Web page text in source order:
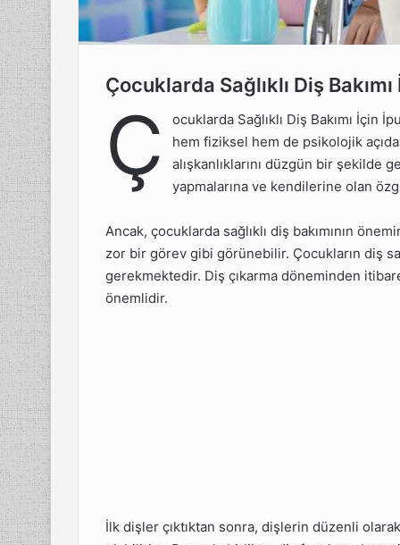
Diş
Ne
Uygun
Seçilir?
Diş
Diş
Çocuklarda Sağlıklı Diş
Ç
ocuklarda Sağlıklı Diş Bakımı İçin
hem fiziksel hem de psikolojik
alışkanlıklarını düzgün bir şekilde
yapmalarına ve kendilerine olan
Ancak, çocuklarda sağlıklı diş bakımının
zor bir görev gibi görünebilir. Çocukların diş
gerekmektedir. Diş çıkarma döneminden
önemlidir.
İlk dişler çıktıktan sonra, dişlerin düzenli